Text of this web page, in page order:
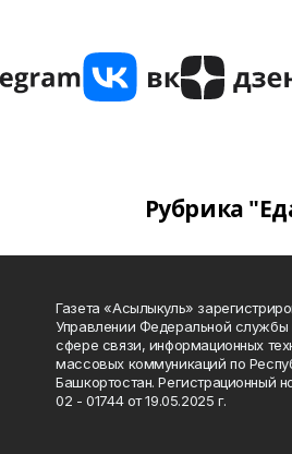
Рубрика
Газета «Асылыкуль»
Управлении Федеральной службы
сфере связи, информационных
массовых коммуникаций по
Башкортостан. Регистрационный
02 - 01744 от 19.05.2025 г.